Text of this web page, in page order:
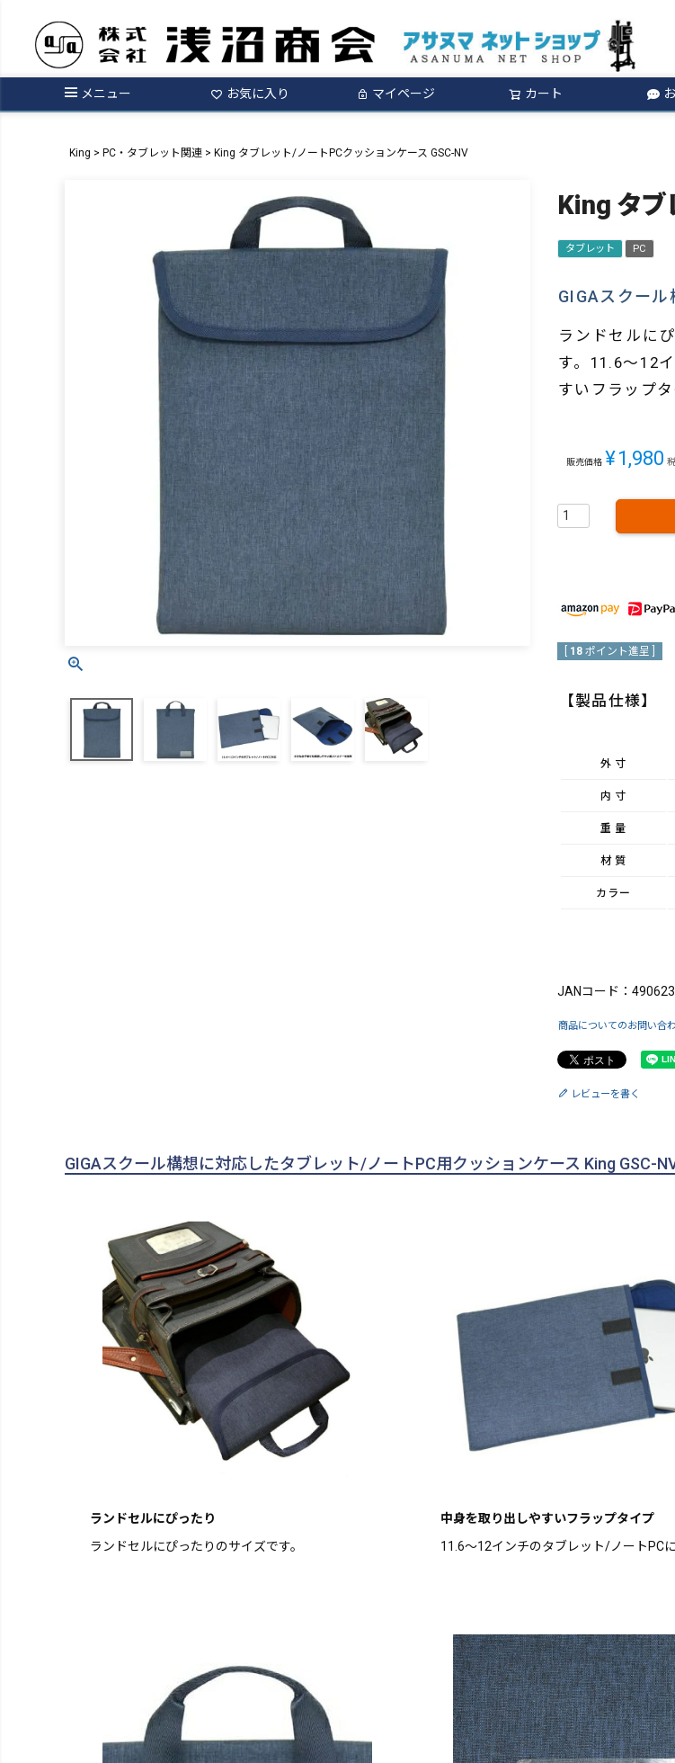
メニュー お気に入り マイページ カート
King PC・タブレット関連 King タブレット/ノートPCクッションケース GSC-NV
King タブ
タブレット PC
GIGAスクー
ランドセルに
す。11.6～12
すいフラップタ
販売価格 ¥1,980
18 ポイント進呈 ]
【製品仕様】
外寸
内寸
重量
材質
カラー
JANコード：
商品についてのお問い合
レビューを書く
GIGAスクール構想に対応したタブレット/ノートPC用クッションケース King GSC-
ランドセルにぴったり
ランドセルにぴったりのサイズです。
中身を取り出しやすいフラップタイプ
11.6～12インチのタブレット/ノートPCに